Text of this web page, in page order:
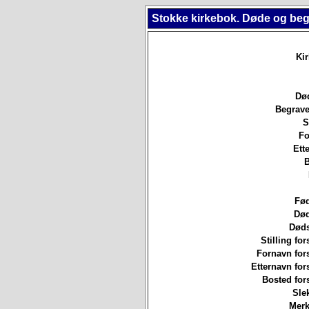
Stokke kirkebok. Døde og
Stilling
Fornavn
Etternavn
Bosted